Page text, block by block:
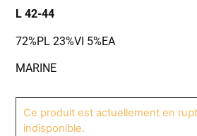
L 42-44
72%PL 23%VI 5%EA
MARINE
Ce produit est actuellement en
indisponible.